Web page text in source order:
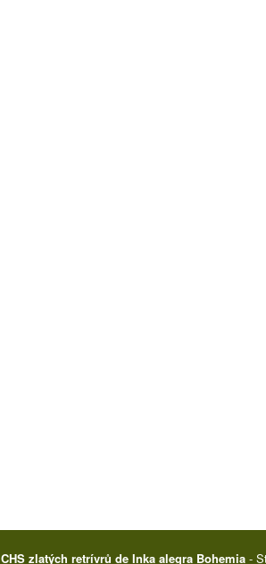
CHS zlatých retrívrů de Inka alegra Bohemia -